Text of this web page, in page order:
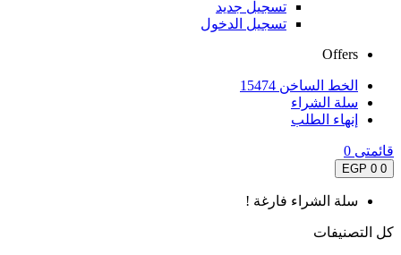
تسجيل جديد
تسجيل الدخول
Offers
الخط الساخن 15474
سلة الشراء
إنهاء الطلب
قائمتى 0
0
0 EGP
سلة الشراء فارغة !
كل التصنيفات